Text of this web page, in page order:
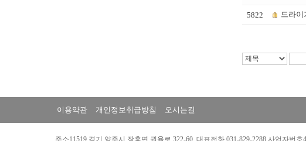
5822 드라이
이용약관 개인정보취급방침 오시는길
주소11519 경기 양주시 장흥면 권율로 322-60 대표전화 031-829-2288 사업자번